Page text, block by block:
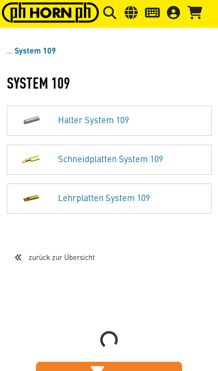
Springe zu Hauptinhalt Springe zum Header Springe
System 109
SYSTEM 109
Halter System 109
Schneidplatten System 109
Lehrplatten System 109
zurück zur Übersicht
Loading...